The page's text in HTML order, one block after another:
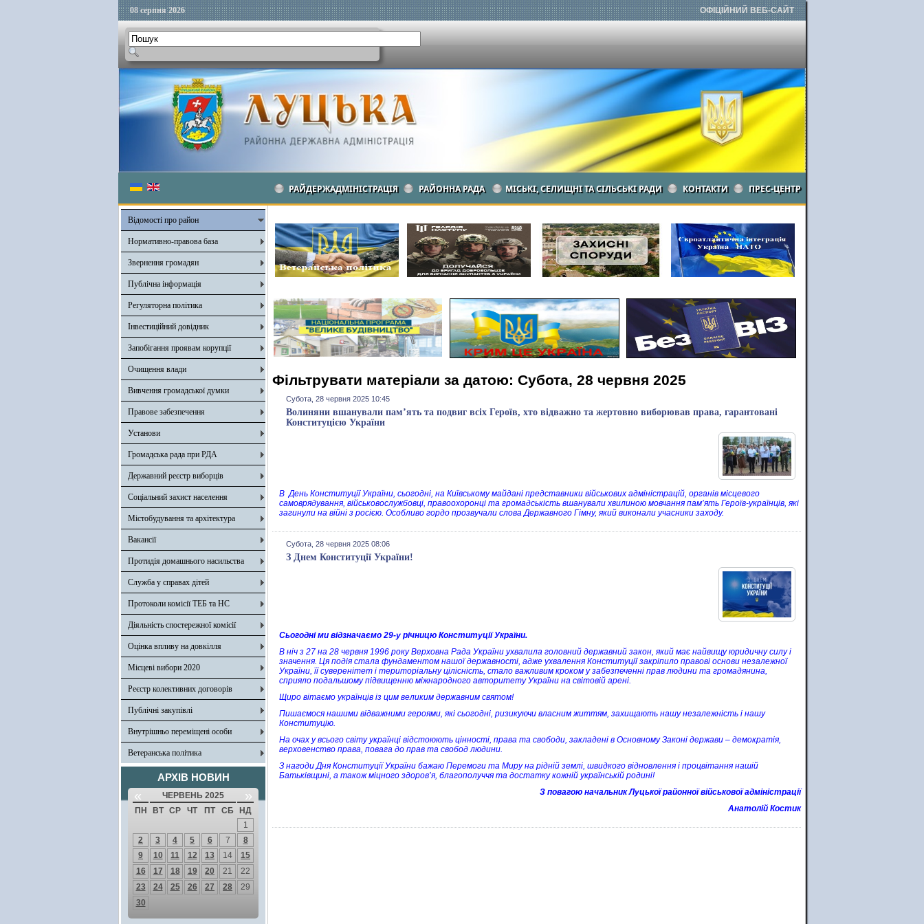
08 серпня 2026 ОФІЦІЙНИЙ ВЕБ-САЙТ
РАЙДЕРЖАДМІНІСТРАЦІЯ РАЙОННА РАДА МІСЬКІ, СЕЛИЩНІ ТА СІЛЬСЬКІ РАДИ КОНТАКТИ ПРЕС-ЦЕНТР
Відомості про район
Нормативно-правова база
Звернення громадян
Публічна інформація
Регуляторна політика
Інвестиційний довідник
Запобігання проявам корупції
Очищення влади
Вивчення громадської думки
Правове забезпечення
Установи
Громадська рада при РДА
Державний реєстр виборців
Соціальний захист населення
Містобудування та архітектура
Вакансії
Протидія домашнього насильства
Служба у справах дітей
Протоколи комісії ТЕБ та НС
Діяльність спостережної комісії
Оцінка впливу на довкілля
Місцеві вибори 2020
Реєстр колективних договорів
Публічні закупівлі
Внутрішньо переміщені особи
Ветеранська політика
АРХІВ НОВИН
« ЧЕРВЕНЬ 2025 »
ПН ВТ СР ЧТ ПТ СБ
НД
1
2
3 4 5 6 7
8
9
10 11 12 13 14
15
16
17 18 19 20 21
22
23
24 25 26 27 28
29
30
Фільтрувати матеріали за датою: Субота, 28 червня 2025
Субота, 28 червня 2025 10:45
Волиняни вшанували пам’ять та подвиг всіх Героїв, хто відважно та жертовно виборював права, гарантовані
Конституцією України
В День Конституції України, сьогодні, на Київському майдані представники військових адміністрацій, органів місцевого
самоврядування, військовослужбовці, правоохоронці та громадськість вшанували хвилиною мовчання пам’ять Героїв-українців, які
загинули на війні з росією. Особливо гордо прозвучали слова Державного Гімну, який виконали учасники заходу.
Субота, 28 червня 2025 08:06
З Днем Конституції України!
Сьогодні ми відзначаємо 29-у річницю Конституції України.
В ніч з 27 на 28 червня 1996 року Верховна Рада України ухвалила головний державний закон, який має найвищу юридичну силу і
значення. Ця подія стала фундаментом нашої державності, адже ухвалення Конституції закріпило правові основи незалежної
України, її суверенітет і територіальну цілісність, стало важливим кроком у забезпеченні прав людини та громадянина,
сприяло подальшому підвищенню міжнародного авторитету України на світовій арені.
Щиро вітаємо українців із цим великим державним святом!
Пишаємося нашими відважними героями, які сьогодні, ризикуючи власним життям, захищають нашу незалежність і нашу
Конституцію.
На очах у всього світу українці відстоюють цінності, права та свободи, закладені в Основному Законі держави – демократія,
верховенство права, повага до прав та свобод людини.
З нагоди Дня Конституції України бажаю Перемоги та Миру на рідній землі, швидкого відновлення і процвітання нашій
Батьківщині, а також міцного здоров’я, благополуччя та достатку кожній українській родині!
З повагою начальник Луцької районної військової адміністрації
Анатолій Костик